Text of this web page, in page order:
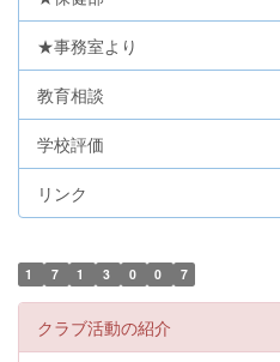
★事務室より
教育相談
学校評価
リンク
1 7 1 3 0 0 7
クラブ活動の紹介